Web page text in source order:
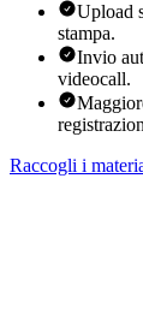
Upload
stampa.
Invio
videocall.
Raccogli i